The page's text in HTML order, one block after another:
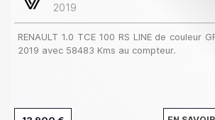
2019
RENAULT 1.0 TCE 100 RS LINE de couleur
2019 avec 58483 Kms au compteur.